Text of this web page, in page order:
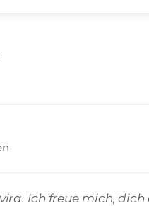
Ich freue mich,